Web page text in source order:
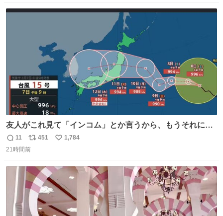
友人がこれ見て「インコム」とか言うから、もうそれにし
か見えなくなっちゃった。
返
信
11
リ
ポ
ト
数
451
い
1,784
21時間前